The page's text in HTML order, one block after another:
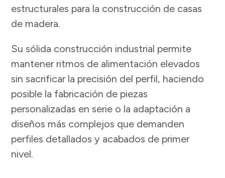
estructurales para la construcción de casas
de madera.
Su sólida construcción industrial permite
mantener ritmos de alimentación elevados
sin sacrificar la precisión del perfil, haciendo
posible la fabricación de piezas
personalizadas en serie o la adaptación a
diseños más complejos que demanden
perfiles detallados y acabados de primer
nivel.